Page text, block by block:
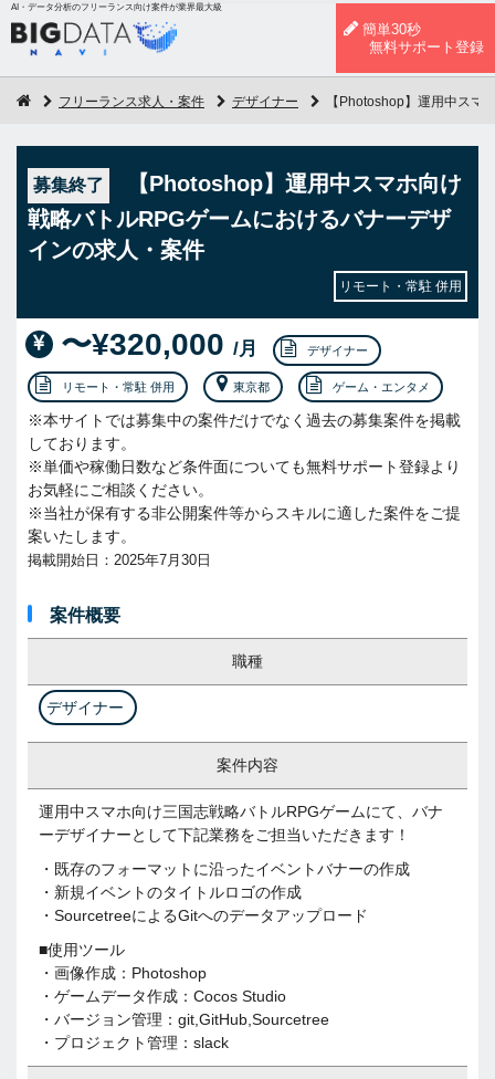
AI・データ分析のフリーランス向け案件が業界最大級
簡単30秒
無料サポート登録
フリーランス求人・案件 デザイナー 【Photoshop】運用中スマ
募集終了
【Photoshop】運用中スマホ向け
戦略バトルRPGゲームにおけるバナーデザ
インの求人・案件
リモート・常駐 併用
〜¥320,000 /月 デザイナー
リモート・常駐 併用 東京都 ゲーム・エンタメ
※本サイトでは募集中の案件だけでなく過去の募集案件を掲載
しております。
※単価や稼働日数など条件面についても無料サポート登録より
お気軽にご相談ください。
※当社が保有する非公開案件等からスキルに適した案件をご提
案いたします。
掲載開始日：2025年7月30日
案件概要
職種
デザイナー
案件内容
運用中スマホ向け三国志戦略バトルRPGゲームにて、バナ
ーデザイナーとして下記業務をご担当いただきます！
・既存のフォーマットに沿ったイベントバナーの作成
・新規イベントのタイトルロゴの作成
・SourcetreeによるGitへのデータアップロード
■使用ツール
・画像作成：Photoshop
・ゲームデータ作成：Cocos Studio
・バージョン管理：git,GitHub,Sourcetree
・プロジェクト管理：slack